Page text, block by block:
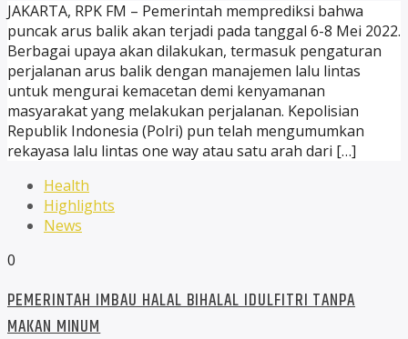
JAKARTA, RPK FM – Pemerintah memprediksi bahwa
puncak arus balik akan terjadi pada tanggal 6-8 Mei 2022.
Berbagai upaya akan dilakukan, termasuk pengaturan
perjalanan arus balik dengan manajemen lalu lintas
untuk mengurai kemacetan demi kenyamanan
masyarakat yang melakukan perjalanan. Kepolisian
Republik Indonesia (Polri) pun telah mengumumkan
rekayasa lalu lintas one way atau satu arah dari […]
Health
Highlights
News
0
PEMERINTAH IMBAU HALAL BIHALAL IDULFITRI TANPA
MAKAN MINUM